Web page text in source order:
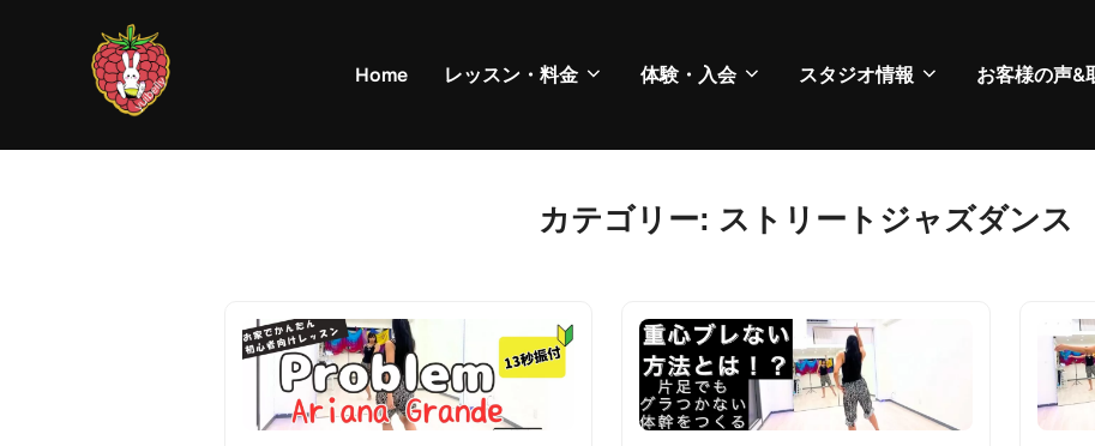
ツ
Home レッスン・料金 体験・入会 スタジオ情報 お客様の声&
カテゴリー: ストリートジャズダンス